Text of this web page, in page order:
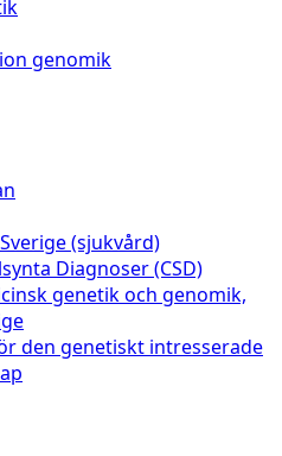
genomik
(sjukvård)
Diagnoser (CSD)
genetik och genomik,
den genetiskt intresserade